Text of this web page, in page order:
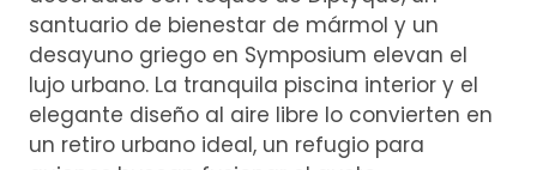
santuario de bienestar de mármol y un
desayuno griego en Symposium elevan el
lujo urbano. La tranquila piscina interior y el
elegante diseño al aire libre lo convierten en
un retiro urbano ideal, un refugio para